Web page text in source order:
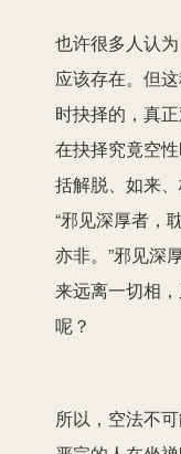
也许很多人认
应该存在。但
时抉择的，真
在抉择究竟空
括解脱、如来
“邪见深厚者，
亦非。”邪见深
来远离一切相，
呢？
所以，空法不